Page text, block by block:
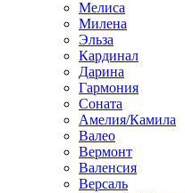
Мелиса
Милена
Эльза
Кардинал
Дарина
Гармония
Соната
Амелия/Камила
Валео
Вермонт
Валенсия
Версаль